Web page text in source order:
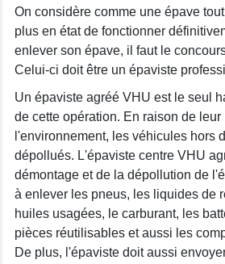
On considère comme une épave
plus en état de fonctionner
enlever son épave, il faut le
Celui-ci doit être un épaviste
Un épaviste agréé VHU est le seul
de cette opération. En raison de leur
l'environnement, les véhicules hors
dépollués. L'épaviste centre VHU
démontage et de la dépollution de
à enlever les pneus, les liquides de
huiles usagées, le carburant, les
pièces réutilisables et aussi les
De plus, l'épaviste doit aussi